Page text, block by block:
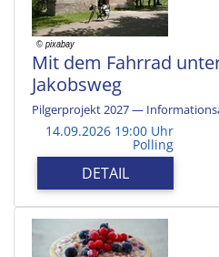
Mit dem Fahrrad
Jakobsweg
Pilgerprojekt 2027 —
14.09.2026 19:00 Uhr
Polling
DETAIL